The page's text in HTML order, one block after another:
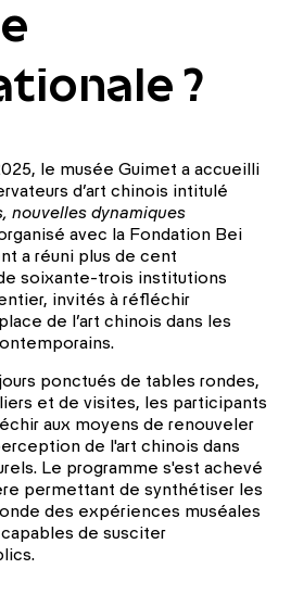
?
le musée Guimet a accueilli
d’art chinois intitulé
nouvelles dynamiques
avec la Fondation Bei
a réuni plus de cent
soixante-trois institutions
invités à réfléchir
de l’art chinois dans les
ponctués de tables rondes,
et de visites, les participants
aux moyens de renouveler
de l'art chinois dans
Le programme s'est achevé
permettant de synthétiser les
des expériences muséales
de susciter